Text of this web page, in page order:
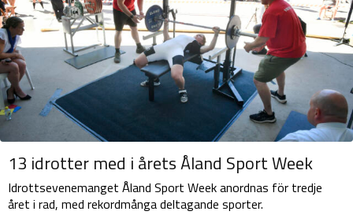
13 idrotter med i årets Åland Sport Week
Idrottsevenemanget Åland Sport Week anordnas för tredje
året i rad, med rekordmånga deltagande sporter.